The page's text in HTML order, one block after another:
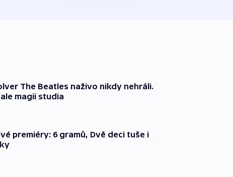
The Beatles naživo nikdy nehráli.
magii studia
premiéry: 6 gramů, Dvě deci tuše i